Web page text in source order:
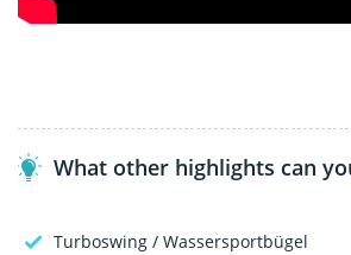
What other highlights can
Turboswing / Wassersportbügel